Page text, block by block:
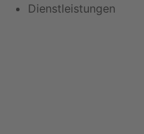
Dienstleistungen